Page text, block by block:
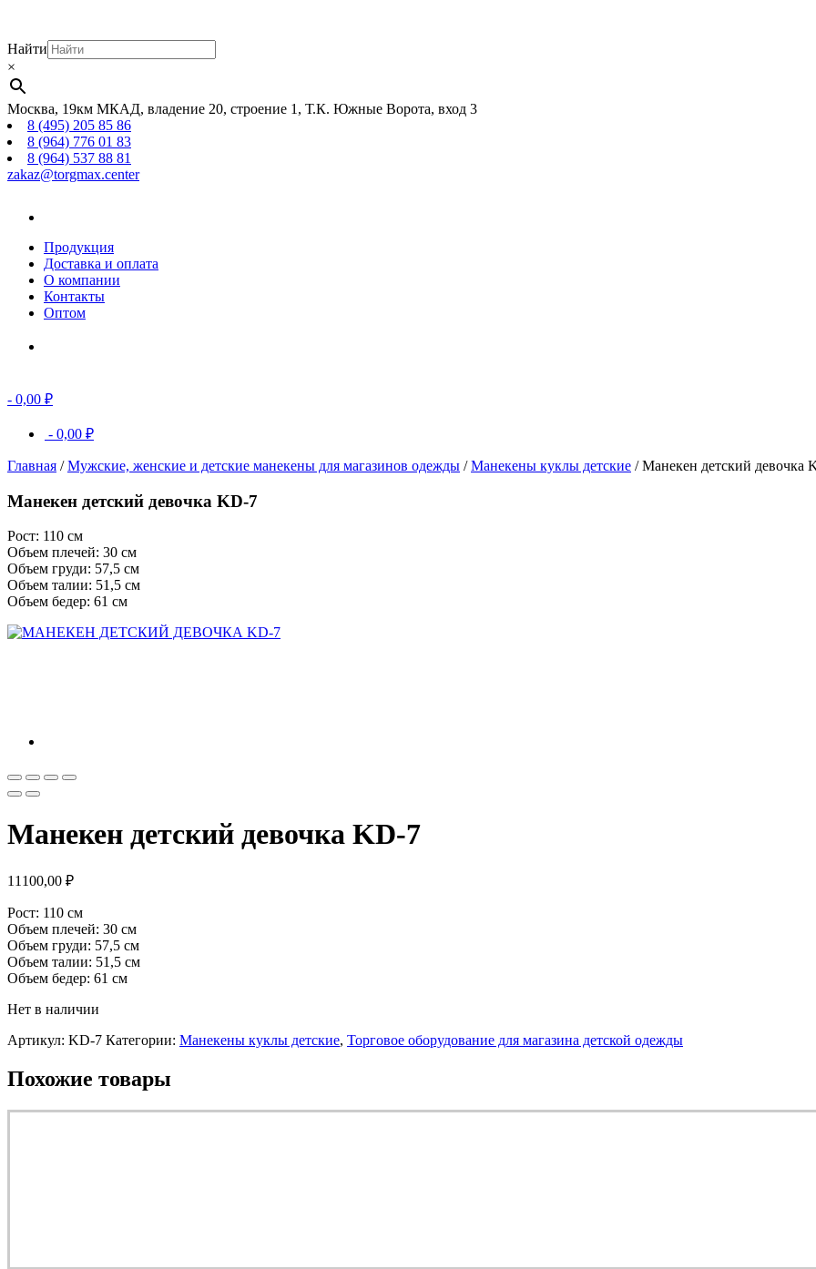
Найти
×
Москва, 19км МКАД, владение 20, строение 1, Т.К. Южные Ворота, вход 3
8 (495) 205 85 86
8 (964) 776 01 83
8 (964) 537 88 81
zakaz@torgmax.center
Продукция
Доставка и оплата
О компании
Контакты
Оптом
- 0,00 ₽
- 0,00 ₽
Главная /Мужские, женские и детские манекены для магазинов одежды /Манекены куклы детские / Манекен детский девочка
Манекен детский девочка KD-7
Рост: 110 см
Объем плечей: 30 см
Объем груди: 57,5 см
Объем талии: 51,5 см
Объем бедер: 61 см
Манекен детский девочка KD-7
11100,00 ₽
Рост: 110 см
Объем плечей: 30 см
Объем груди: 57,5 см
Объем талии: 51,5 см
Объем бедер: 61 см
Нет в наличии
Артикул: KD-7 Категории: Манекены куклы детские, Торговое оборудование для магазина детской одежды
Похожие товары